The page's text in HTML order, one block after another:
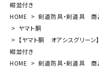
紺並付き
HOME
剣道防具・剣道具 商
ヤマト胴
【ヤマト胴 オアシスグリー
紺並付き
HOME
剣道防具・剣道具 商